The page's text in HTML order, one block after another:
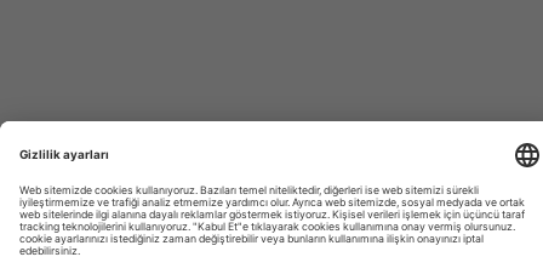
de
Tourismus
Nachrichten,
новости